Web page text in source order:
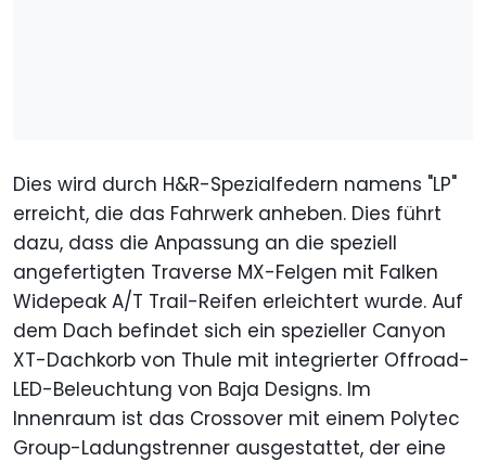
Dies wird durch H&R-Spezialfedern namens "LP"
erreicht, die das Fahrwerk anheben. Dies führt
dazu, dass die Anpassung an die speziell
angefertigten Traverse MX-Felgen mit Falken
Widepeak A/T Trail-Reifen erleichtert wurde. Auf
dem Dach befindet sich ein spezieller Canyon
XT-Dachkorb von Thule mit integrierter Offroad-
LED-Beleuchtung von Baja Designs. Im
Innenraum ist das Crossover mit einem Polytec
Group-Ladungstrenner ausgestattet, der eine